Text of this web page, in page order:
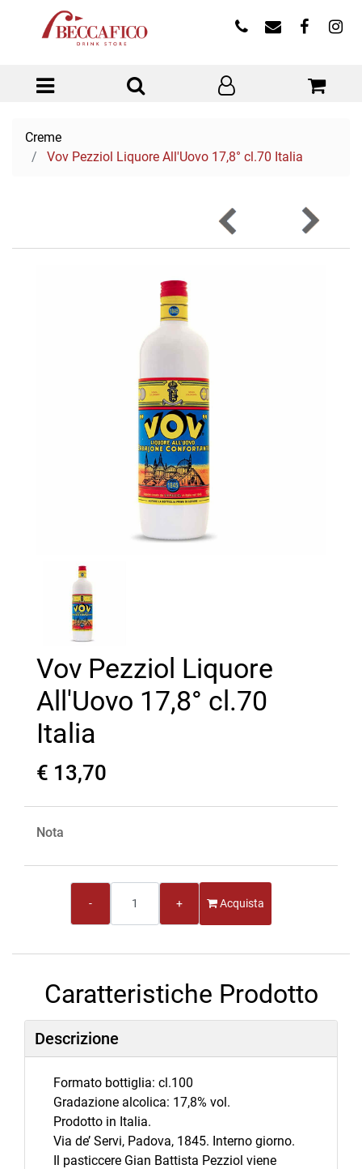
Open menu
Creme
Vov Pezziol Liquore All'Uovo 17,8° cl.70 Italia
Vov Pezziol Liquore
All'Uovo 17,8° cl.70
Italia
€ 13,70
Nota
Acquista
Caratteristiche Prodotto
Descrizione
Formato bottiglia: cl.100
Gradazione alcolica: 17,8% vol.
Prodotto in Italia.
Via de’ Servi, Padova, 1845. Interno giorno.
Il pasticcere Gian Battista Pezziol viene